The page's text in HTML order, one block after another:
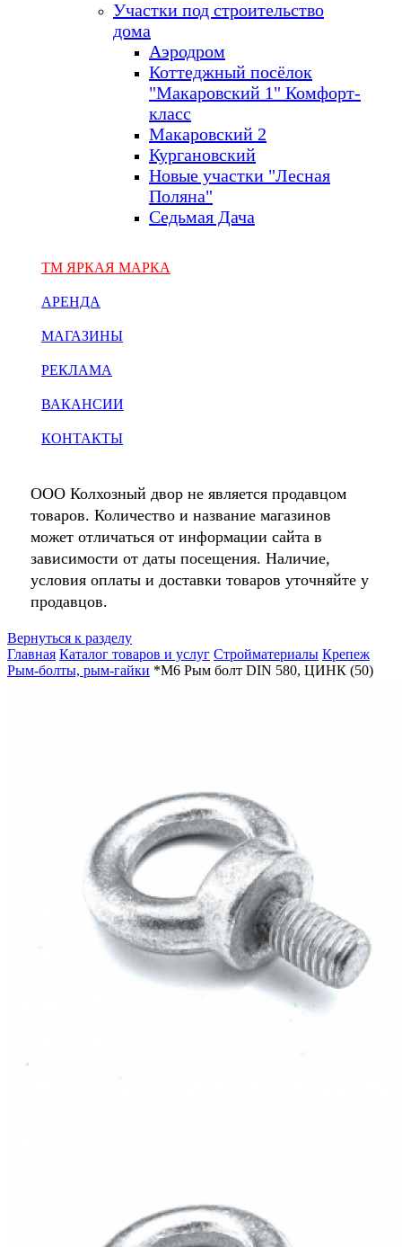
Участки под строительство
дома
Аэродром
Коттеджный посёлок
"Макаровский 1" Комфорт-
класс
Макаровский 2
Кургановский
Новые участки "Лесная
Поляна"
Седьмая Дача
ТМ ЯРКАЯ МАРКА
АРЕНДА
МАГАЗИНЫ
РЕКЛАМА
ВАКАНСИИ
КОНТАКТЫ
ООО Колхозный двор не является продавцом
товаров. Количество и название магазинов
может отличаться от информации сайта в
зависимости от даты посещения. Наличие,
условия оплаты и доставки товаров уточняйте у
продавцов.
Вернуться к разделу
Главная Каталог товаров и услуг Стройматериалы Крепеж
Рым-болты, рым-гайки *М6 Рым болт DIN 580, ЦИНК (50)